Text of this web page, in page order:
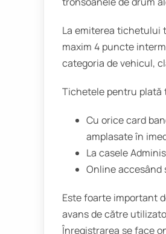
La emiterea tichetului
maxim 4 puncte
categoria de vehicul,
Tichetele pentru plată
Cu orice card
amplasate în
La casele
Online accesând
Este foarte important
avans de către
Înregistrarea se face